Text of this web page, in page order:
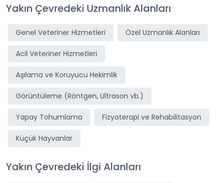
Yakın Çevredeki Uzmanlık Alanları
Genel Veteriner Hizmetleri Özel Uzmanlık Alanları
Acil Veteriner Hizmetleri
Aşılama ve Koruyucu Hekimlik
Görüntüleme (Röntgen, Ultrason vb.)
Yapay Tohumlama Fizyoterapi ve Rehabilitasyon
Küçük Hayvanlar
Yakın Çevredeki İlgi Alanları